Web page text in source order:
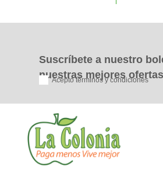
Suscríbete a nuestro
nuestras mejores ofertas
Acepto términos y condiciones